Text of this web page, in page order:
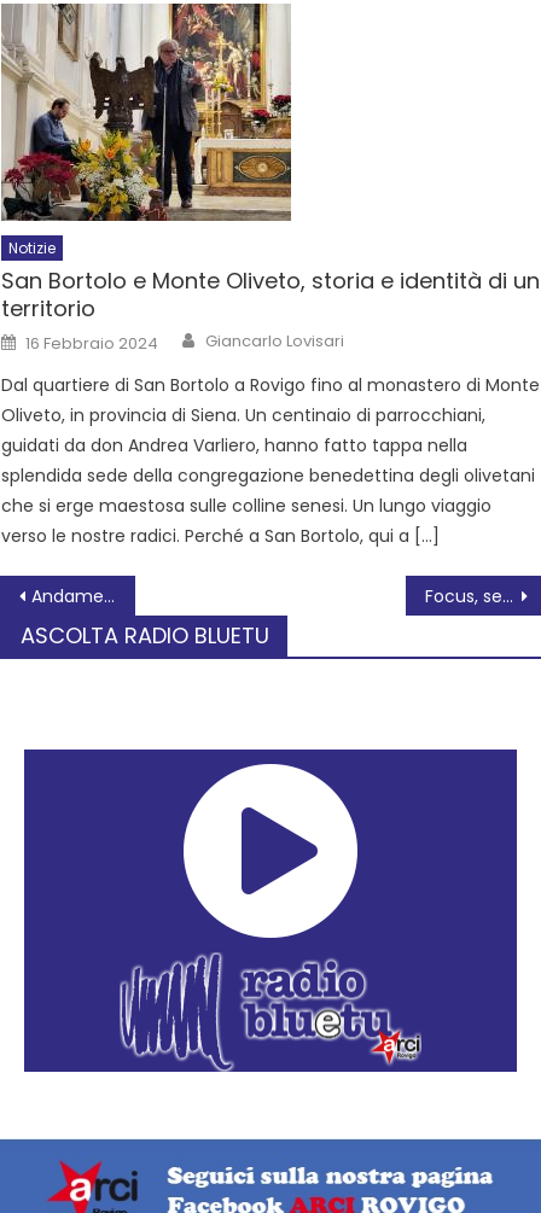
Notizie
San Bortolo e Monte Oliveto, storia e identità di un
territorio
16 Febbraio 2024 Giancarlo Lovisari
Dal quartiere di San Bortolo a Rovigo fino al monastero di Monte
Oliveto, in provincia di Siena. Un centinaio di parrocchiani,
guidati da don Andrea Varliero, hanno fatto tappa nella
splendida sede della congregazione benedettina degli olivetani
che si erge maestosa sulle colline senesi. Un lungo viaggio
verso le nostre radici. Perché a San Bortolo, qui a […]
Andamento Coronavirus in Polesine 4 marzo 2022 Focus, settimanale di Radio Bluetu, sull’organizzazione degli aiuti a chi fugge dalla guerra in Ucraina
ASCOLTA RADIO BLUETU